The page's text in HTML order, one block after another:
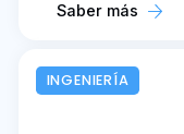
Saber más
INGENIERÍA